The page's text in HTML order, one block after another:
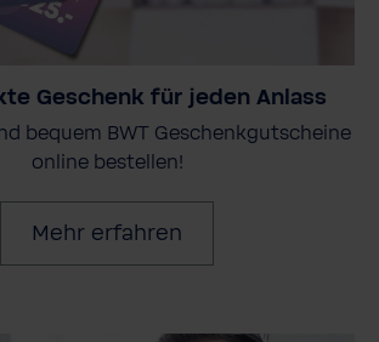
Geschenk für jeden Anlass
bequem BWT Geschenkgutscheine
online bestellen!
Mehr erfahren